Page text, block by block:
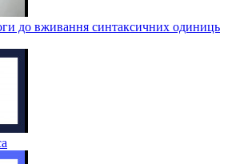
до вживання синтаксичних одиниць